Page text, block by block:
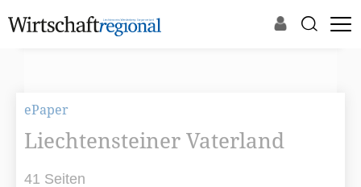
ePaper
Liechtensteiner Vaterland
41 Seiten